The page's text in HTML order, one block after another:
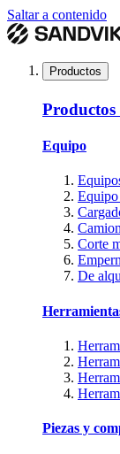
Saltar a contenido
Productos
Productos
Equipo
Corte
De
Piezas y